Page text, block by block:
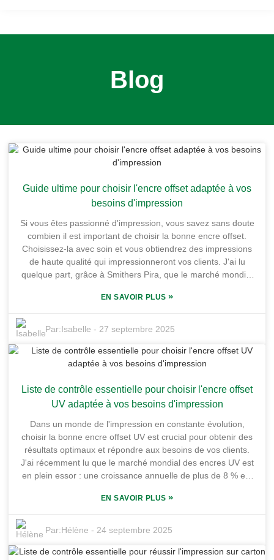
Blog
Guide ultime pour choisir l'encre offset adaptée à vos
besoins d'impression
Si vous êtes passionné d'impression, vous savez sans doute
combien il est important de choisir la bonne encre offset.
Choisissez-la avec soin et vous obtiendrez des impressions
de haute qualité qui impressionneront vos clients. J'ai lu
quelque part, grâce à Smithers Pira, que le marché mondial
dollars d'ici 2024. Cela montre à quel point la technologie
secteur ! Alors que les entreprises recherchent la
combinaison parfaite entre qualité d'impression optimale et
économies, il est plus crucial que jamais de comprendre les
différents types d'encres offset disponibles. Dans ce contexte
particulièrement l'attention. Nichée dans la base industrielle
de chimie fine de Honghai à Huizhou, dans la province du
10 000 mètres carrés : impressionnant ! Son objectif est de
créer des encres offset innovantes et de haute qualité,
adaptées à une variété de besoins d'impression. Alors, si
vous hésitez à choisir l'encre idéale pour vos projets, pas
d'inquiétude. Ce petit guide vous guidera à travers les étapes
et vous aidera à choisir les meilleures options pour des
EN SAVOIR PLUS »
Par:Isabelle - 27 septembre 2025
Liste de contrôle essentielle pour choisir l'encre offset
UV adaptée à vos besoins d'impression
Dans un monde de l'impression en constante évolution,
choisir la bonne encre offset UV est crucial pour obtenir des
résultats optimaux et répondre aux besoins de vos clients.
J'ai récemment lu que le marché mondial des encres UV est
en plein essor : une croissance annuelle de plus de 8 % est
entreprises recherchent des couleurs plus belles, une plus
l'encre adaptée devient crucial. Chez Guangdong Shunfeng
Ink Co., Ltd., nous comprenons parfaitement la complexité
de cette décision. Notre implantation dans la base industrielle
EN SAVOIR PLUS »
Par:Hélène - 24 septembre 2025